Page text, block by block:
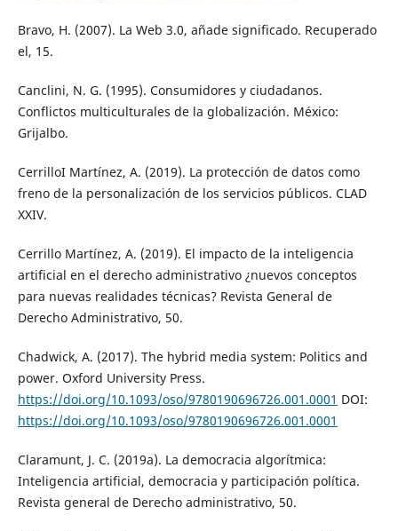
Bravo, H. (2007). La Web 3.0, añade significado. Recuperado
el, 15.
Canclini, N. G. (1995). Consumidores y ciudadanos.
Conflictos multiculturales de la globalización. México:
Grijalbo.
CerrilloI Martínez, A. (2019). La protección de datos como
freno de la personalización de los servicios públicos. CLAD
XXIV.
Cerrillo Martínez, A. (2019). El impacto de la inteligencia
artificial en el derecho administrativo ¿nuevos conceptos
para nuevas realidades técnicas? Revista General de
Derecho Administrativo, 50.
Chadwick, A. (2017). The hybrid media system: Politics and
power. Oxford University Press.
https://doi.org/10.1093/oso/9780190696726.001.0001 DOI:
https://doi.org/10.1093/oso/9780190696726.001.0001
Claramunt, J. C. (2019a). La democracia algorítmica:
Inteligencia artificial, democracia y participación política.
Revista general de Derecho administrativo, 50.